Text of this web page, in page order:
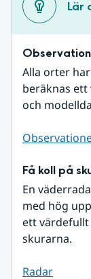
Lär
Alla orter
beräknas
och
Få koll på
En
med hög
ett värdefullt
skurarna.
Radar